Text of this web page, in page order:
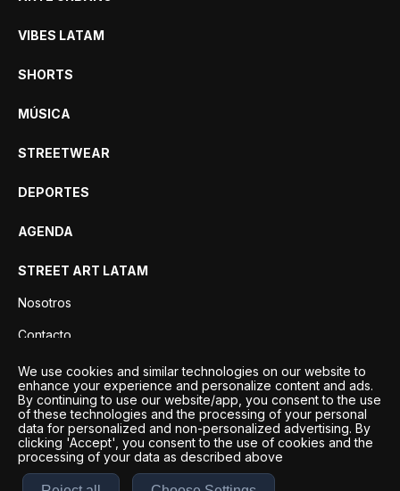
VIBES LATAM
SHORTS
MÚSICA
STREETWEAR
DEPORTES
AGENDA
STREET ART LATAM
Nosotros
Contacto
Privacidad
We use cookies and similar technologies on our website to
enhance your experience and personalize content and ads.
By continuing to use our website/app, you consent to the use
of these technologies and the processing of your personal
data for personalized and non-personalized advertising. By
clicking 'Accept', you consent to the use of cookies and the
processing of your data as described above